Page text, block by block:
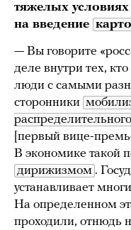
тяжелых
на введение
— Вы говорите
деле внутри тех,
люди с самыми
сторонники
[первый вице-
В экономике такой
дирижизмом .
устанавливает
На определенном
проходили, отнюдь